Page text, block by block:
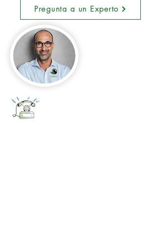
Pregunta a un Experto